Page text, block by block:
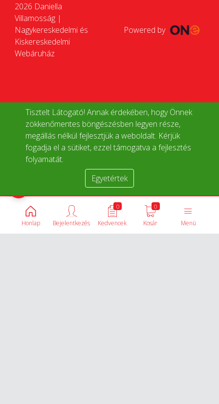
Tisztelt Látogató! Annak érdekében, hogy Önnek
zökkenőmentes böngészésben legyen része,
megállás nélkül fejlesztjük a weboldalt. Kérjük
fogadja el a sütiket, ezzel támogatva a fejlesztés
folyamatát.
Egyetértek
2026 Daniella
Villamosság |
Nagykereskedelmi és
Kiskereskedelmi
Webáruház
Powered by
Honlap Menü
0
Kosár
0
Kedvencek
Bejelentkezés
Termékek összehasonlítása